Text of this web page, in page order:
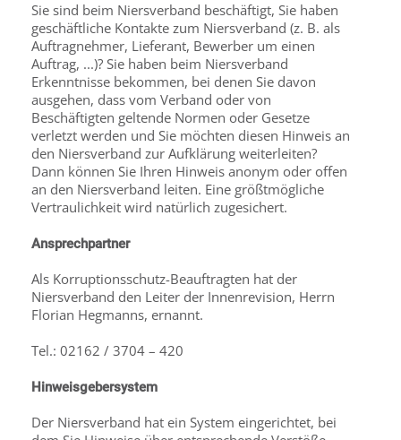
Sie sind beim Niersverband beschäftigt, Sie haben
geschäftliche Kontakte zum Niersverband (z. B. als
Auftragnehmer, Lieferant, Bewerber um einen
Auftrag, ...)? Sie haben beim Niersverband
Erkenntnisse bekommen, bei denen Sie davon
ausgehen, dass vom Verband oder von
Beschäftigten geltende Normen oder Gesetze
verletzt werden und Sie möchten diesen Hinweis an
den Niersverband zur Aufklärung weiterleiten?
Dann können Sie Ihren Hinweis anonym oder offen
an den Niersverband leiten. Eine größtmögliche
Vertraulichkeit wird natürlich zugesichert.
Ansprechpartner
Als Korruptionsschutz-Beauftragten hat der
Niersverband den Leiter der Innenrevision, Herrn
Florian Hegmanns, ernannt.
Tel.: 02162 / 3704 – 420
Hinweisgebersystem
Der Niersverband hat ein System eingerichtet, bei